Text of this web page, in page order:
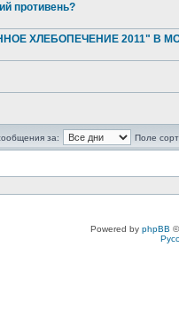
противень?
ХЛЕБОПЕЧЕНИЕ 2011" В
за:
Поле
Powered by phpBB